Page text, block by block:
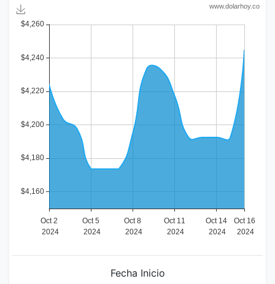
Fecha Inicio